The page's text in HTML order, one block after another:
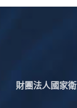
財團法人國家